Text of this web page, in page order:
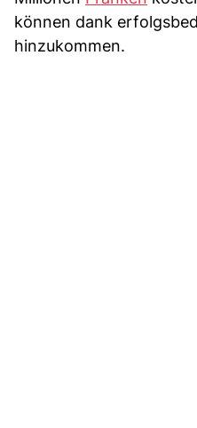
können dank
hinzukommen.